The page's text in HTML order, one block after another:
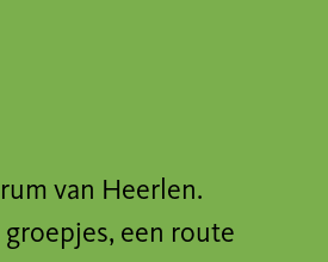
van Heerlen.
een route